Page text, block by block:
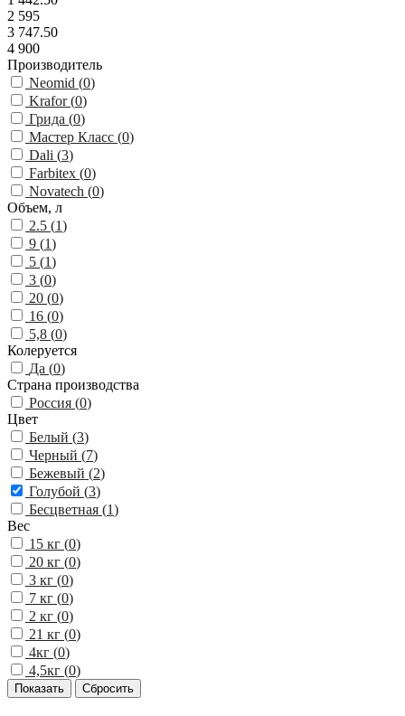
2 595
3 747.50
4 900
Производитель
Neomid (0)
Krafor (0)
Грида (0)
Мастер Класс (0)
Dali (3)
Farbitex (0)
Novatech (0)
Объем, л
2.5 (1)
9 (1)
5 (1)
3 (0)
20 (0)
16 (0)
5,8 (0)
Колеруется
Да (0)
Страна производства
Россия (0)
Цвет
Белый (3)
Черный (7)
Бежевый (2)
Голубой (3)
Бесцветная (1)
Вес
15 кг (0)
20 кг (0)
3 кг (0)
7 кг (0)
2 кг (0)
21 кг (0)
4кг (0)
4,5кг (0)